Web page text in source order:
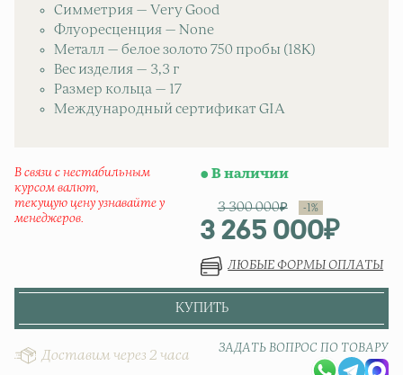
Симметрия — Very Good
Флуоресценция — None
Металл — белое золото 750 пробы (18K)
Вес изделия — 3,3 г
Размер кольца — 17
Международный сертификат GIA
В связи с нестабильным
курсом валют,
текущую цену узнавайте у
менеджеров.
3 300 000₽
3 265 000₽
Текущая
В наличии
ЛЮБЫЕ ФОРМЫ ОПЛАТЫ
КУПИТЬ
Доставим через 2 часа
ЗАДАТЬ ВОПРОС ПО ТОВАРУ